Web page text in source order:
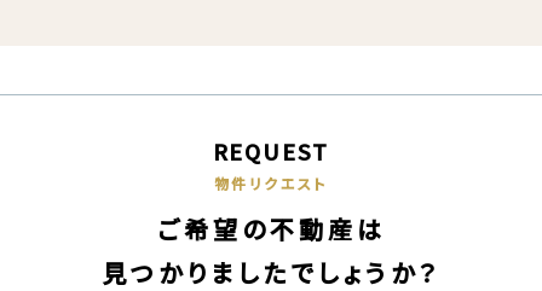
REQUEST
物件リクエスト
ご希望の不動産は
見つかりましたでしょうか？